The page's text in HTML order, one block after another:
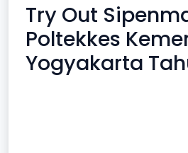
Try Out
Poltekkes
Yogyakarta